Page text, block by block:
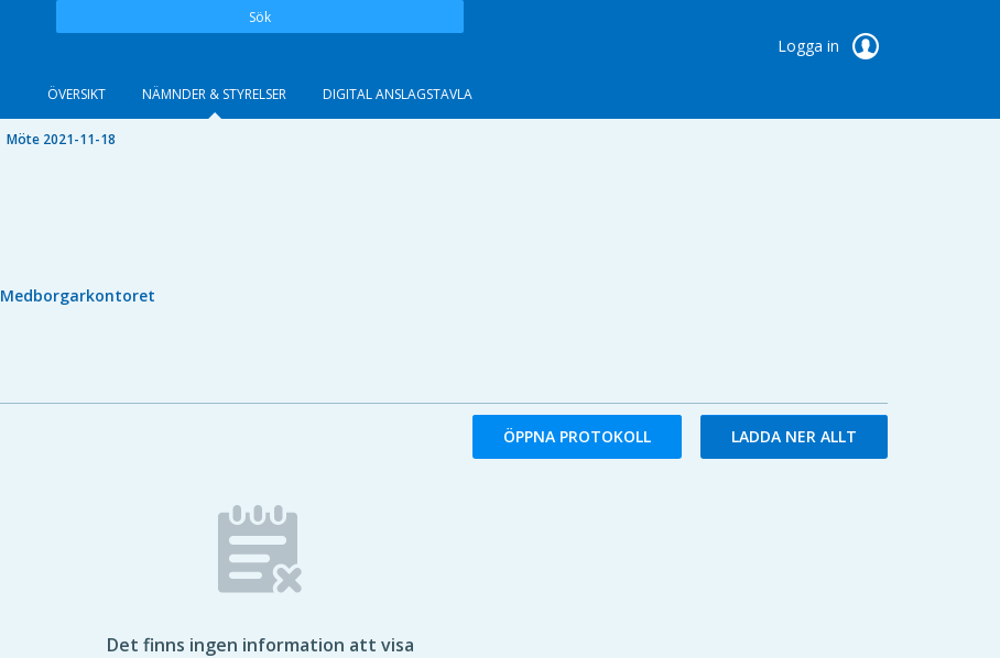
Sök
Logga in
ÖVERSIKT NÄMNDER & STYRELSER DIGITAL ANSLAGSTAVLA
Möte 2021-11-18
Medborgarkontoret
ÖPPNA PROTOKOLL LADDA NER ALLT
Det finns ingen information att visa